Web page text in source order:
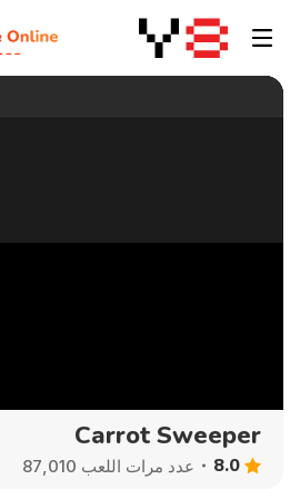
Carrot Sweeper
8.0 عدد مرات اللعب 87,010